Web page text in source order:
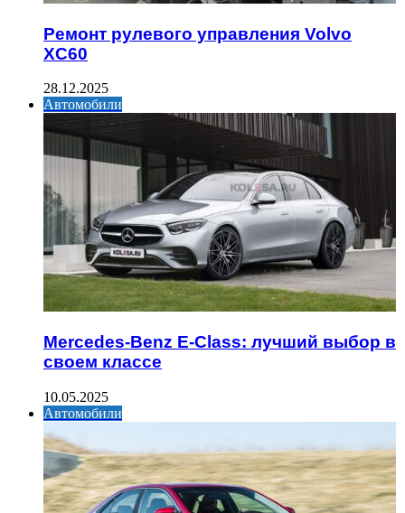
Ремонт рулевого управления Volvo
XC60
28.12.2025
Автомобили
Mercedes-Benz E-Class: лучший выбор в
своем классе
10.05.2025
Автомобили